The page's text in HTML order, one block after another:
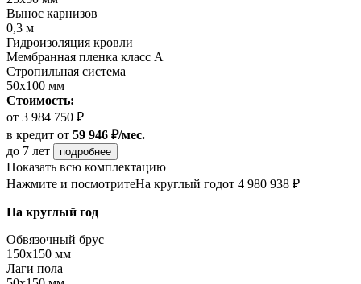
Вынос карнизов
0,3 м
Гидроизоляция кровли
Мембранная пленка класс А
Стропильная система
50х100 мм
Стоимость:
от 3 984 750 ₽
в кредит от 59 946 ₽/мес.
до 7 лет
подробнее
Показать всю комплектацию
Нажмите и посмотритеНа круглый годот 4 980 938 ₽
На круглый год
Обвязочный брус
150х150 мм
Лаги пола